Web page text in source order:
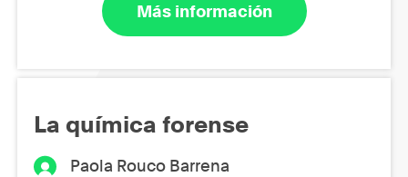
Más información
La química forense
Paola Rouco Barrena